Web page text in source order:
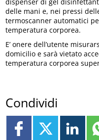
delle mani e, nei pressi
termoscanner automatici
temperatura corporea.
E’ onere dell’utente
domicilio e sarà vietato
temperatura corporea
Condividi